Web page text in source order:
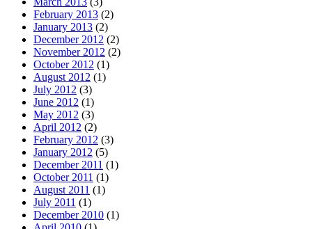
February 2013 (2)
January 2013 (2)
December 2012 (2)
November 2012 (2)
October 2012 (1)
August 2012 (1)
July 2012 (3)
June 2012 (1)
May 2012 (3)
April 2012 (2)
February 2012 (3)
January 2012 (5)
December 2011 (1)
October 2011 (1)
August 2011 (1)
July 2011 (1)
December 2010 (1)